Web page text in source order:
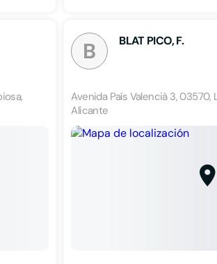
B BLAT PICO, F.
Avenida País Valencià 3, 03570,
Alicante